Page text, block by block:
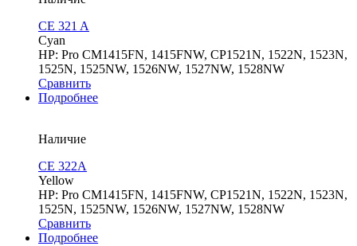
CE 321 A
Cyan
HP: Pro CM1415FN, 1415FNW, CP1521N, 1522N, 1523N,
1525N, 1525NW, 1526NW, 1527NW, 1528NW
Сравнить
Подробнее
Наличие
CE 322A
Yellow
HP: Pro CM1415FN, 1415FNW, CP1521N, 1522N, 1523N,
1525N, 1525NW, 1526NW, 1527NW, 1528NW
Сравнить
Подробнее